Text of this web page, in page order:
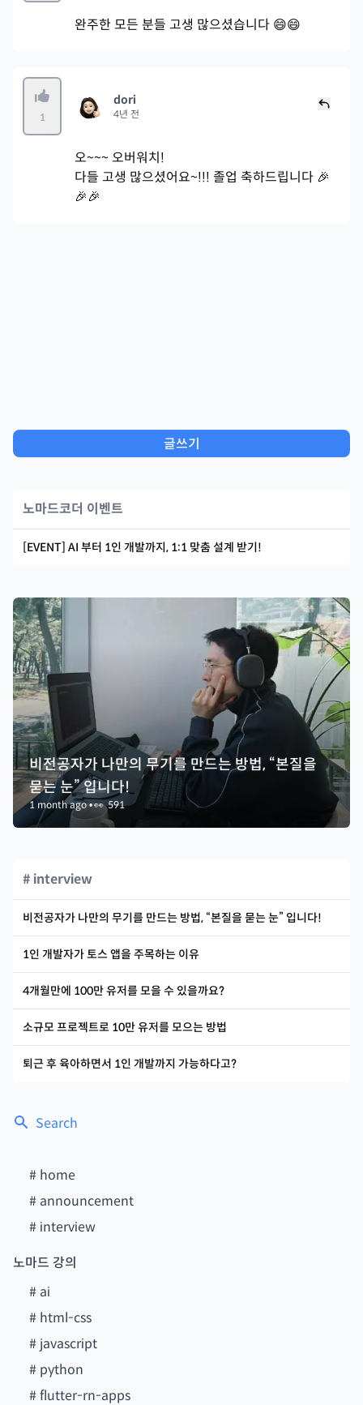
Search
# home
# announcement
# interview
노마드 강의
# ai
# html-css
# javascript
# python
#flutter-rn-apps
완주한 모든 분들 고생 많으셨습니다 😄😄
1
dori
4년 전
오~~~ 오버워치!
다들 고생 많으셨어요~!!! 졸업 축하드립니다 🎉
🎉🎉
글쓰기
노마드코더 이벤트
[EVENT] AI 부터 1인 개발까지, 1:1 맞춤 설계 받기!
비전공자가 나만의 무기를 만드는 방법, “본질을
묻는 눈” 입니다!
1 month ago•👀591
# interview
비전공자가 나만의 무기를 만드는 방법, “본질을 묻는 눈” 입니다!
1인 개발자가 토스 앱을 주목하는 이유
4개월만에 100만 유저를 모을 수 있을까요?
소규모 프로젝트로 10만 유저를 모으는 방법
퇴근 후 육아하면서 1인 개발까지 가능하다고?